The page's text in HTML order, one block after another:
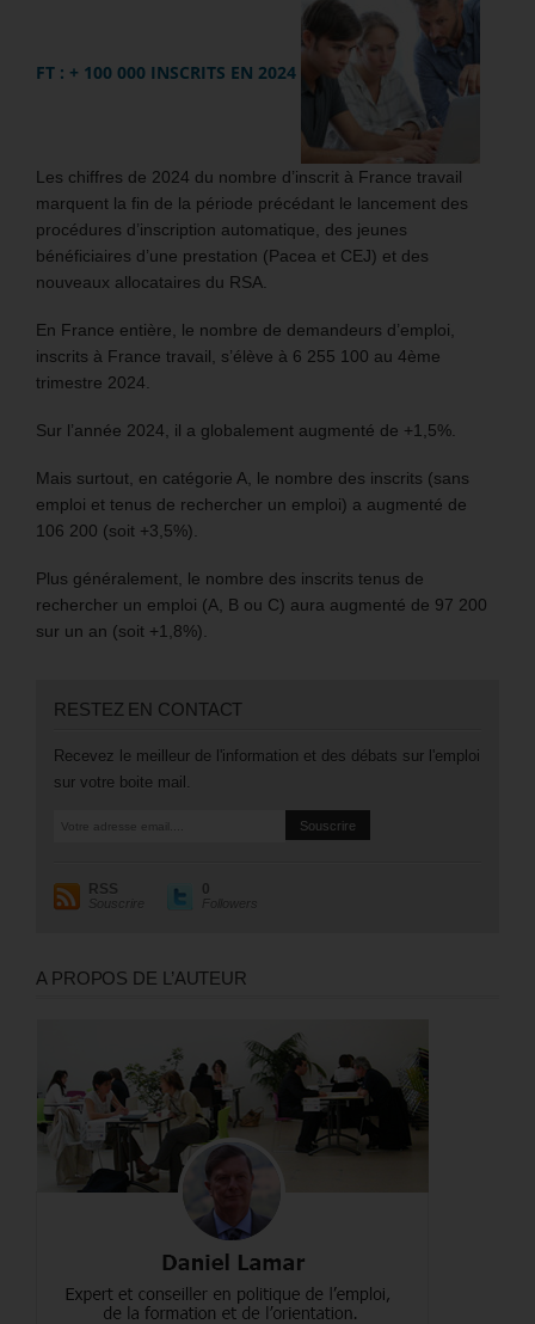
FT : + 100 000 INSCRITS EN 2024
Les chiffres de 2024 du nombre d’inscrit à France travail
marquent la fin de la période précédant le lancement des
procédures d’inscription automatique, des jeunes
bénéficiaires d’une prestation (Pacea et CEJ) et des
nouveaux allocataires du RSA.
En France entière, le nombre de demandeurs d’emploi,
inscrits à France travail, s’élève à 6 255 100 au 4ème
trimestre 2024.
Sur l’année 2024, il a globalement augmenté de +1,5%.
Mais surtout, en catégorie A, le nombre des inscrits (sans
emploi et tenus de rechercher un emploi) a augmenté de
106 200 (soit +3,5%).
Plus généralement, le nombre des inscrits tenus de
rechercher un emploi (A, B ou C) aura augmenté de 97 200
sur un an (soit +1,8%).
RESTEZ EN CONTACT
Recevez le meilleur de l'information et des débats sur l'emploi
sur votre boite mail.
RSS
Souscrire
0
Followers
A PROPOS DE L’AUTEUR